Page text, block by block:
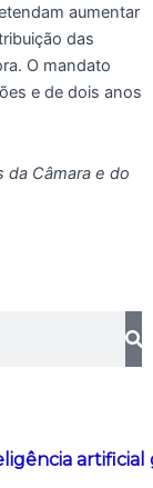
aumentar
das
O mandato
e de dois anos
da Câmara e do